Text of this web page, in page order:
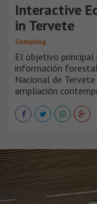
Interactive
in Tervete
Sampling
El objetivo
información
Nacional de
ampliación